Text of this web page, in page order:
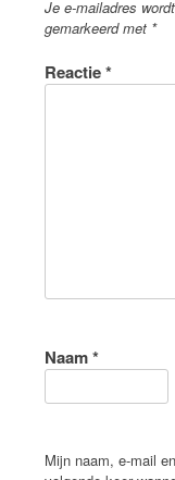
Je e-mailadres
gemarkeerd met *
Reactie*
Naam*
Mijn naam, e-mail